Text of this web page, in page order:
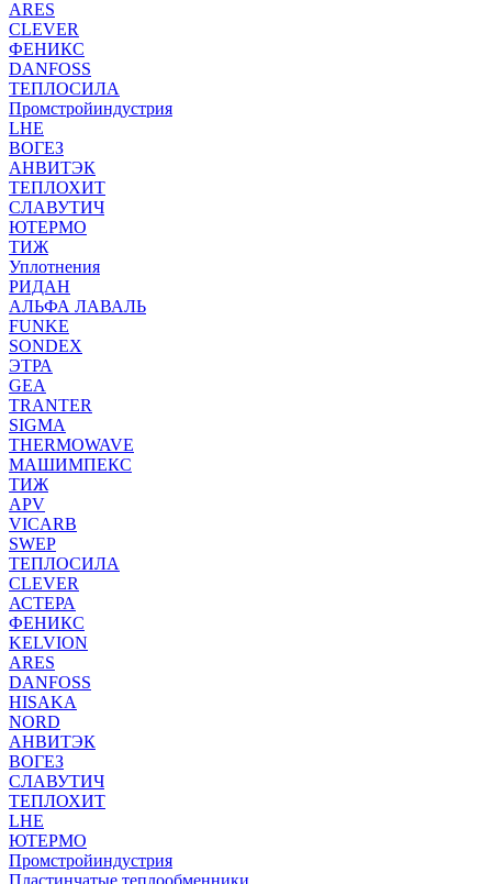
ARES
CLEVER
ФЕНИКС
DANFOSS
ТЕПЛОСИЛА
Промстройиндустрия
LHE
ВОГЕЗ
АНВИТЭК
ТЕПЛОХИТ
СЛАВУТИЧ
ЮТЕРМО
ТИЖ
Уплотнения
РИДАН
АЛЬФА ЛАВАЛЬ
FUNKE
SONDEX
ЭТРА
GEA
TRANTER
SIGMA
THERMOWAVE
МАШИМПЕКС
ТИЖ
APV
VICARB
SWEP
ТЕПЛОСИЛА
CLEVER
АСТЕРА
ФЕНИКС
KELVION
ARES
DANFOSS
HISAKA
NORD
АНВИТЭК
ВОГЕЗ
СЛАВУТИЧ
ТЕПЛОХИТ
LHE
ЮТЕРМО
Промстройиндустрия
Пластинчатые теплообменники